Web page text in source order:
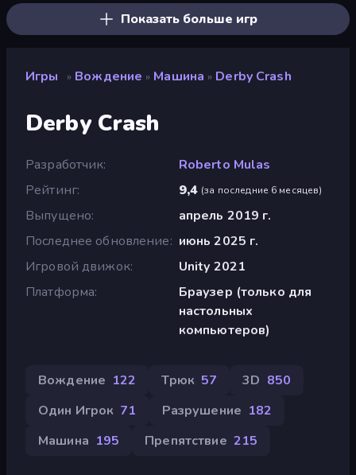
Показать больше игр
Игры » Вождение » Машина » Derby Crash
Derby Crash
Разработчик
Roberto Mulas
Рейтинг
9,4 (за последние 6 месяцев)
Выпущено
апрель 2019 г.
Последнее обновление
июнь 2025 г.
Игровой движок
Unity 2021
Платформа
Браузер (только для
настольных
компьютеров)
Вождение 122 Трюк 57 3D 850
Один Игрок 71 Разрушение 182
Машина 195 Препятствие 215